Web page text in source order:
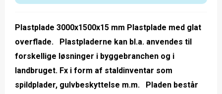
Plastplade 3000x1500x15 mm Plastplade med glat
overflade. Plastpladerne kan bl.a. anvendes til
forskellige løsninger i byggebranchen og i
landbruget. Fx i form af staldinventar som
spildplader, gulvbeskyttelse m.m. Pladen består